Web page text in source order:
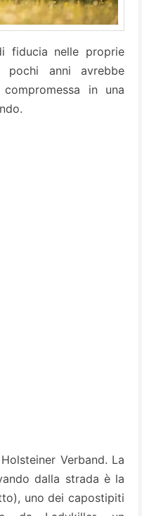
fiducia nelle proprie
anni avrebbe
in una
Verband. La
dalla strada è la
uno dei capostipiti